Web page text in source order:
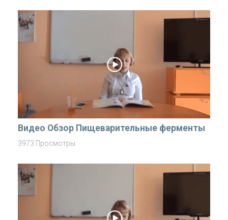
Видео Обзор Пищеварительные ферменты
3973 Просмотры